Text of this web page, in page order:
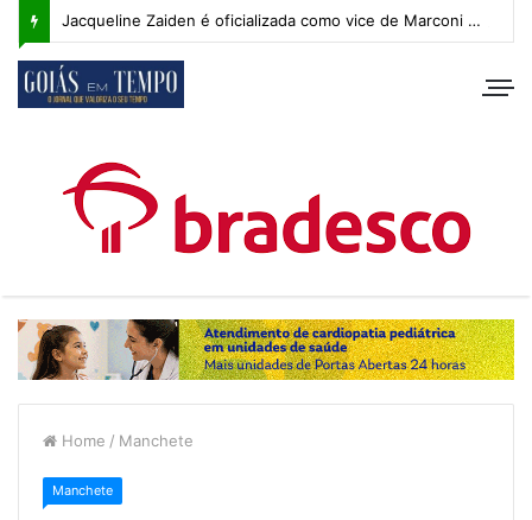
Jacqueline Zaiden é oficializada como vice de Marconi Perillo; veja os detalhes do anúncio
Home / Manchete
Manchete